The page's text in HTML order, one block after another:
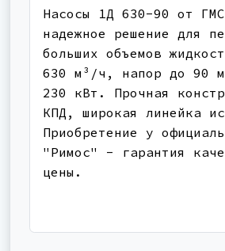
Насосы 1Д 630-90 от
надежное решение для
больших объемов
630 м³/ч, напор до 90
230 кВт. Прочная
КПД, широкая линейка
Приобретение у
"Римос" - гарантия
цены.